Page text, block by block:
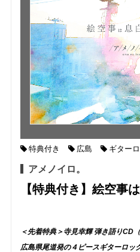
特典付き 広島 ギター
アメノイロ。
【特典付き】絵空事
＜先着特典＞寺見幸輝 弾き語りCD
広島県尾道発の４ピースギターロッ